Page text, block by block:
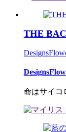
THE
命はサイコ